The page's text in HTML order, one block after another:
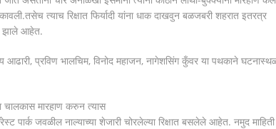
त्याच रिक्षात फिर्यादी यांना धाक दाखवुन बळजबरी शहरात इतरत्र
झाले आहेत.
प्रविण भालचिम, विनोद महाजन, नागेशसिंग कुँवर या पथकाने
चालकास मारहाण करुन त्यास
पार्क जवळील नाल्याच्या शेजारी चोरलेल्या रिक्षात बसलेले आहेत. नमुद माहिती